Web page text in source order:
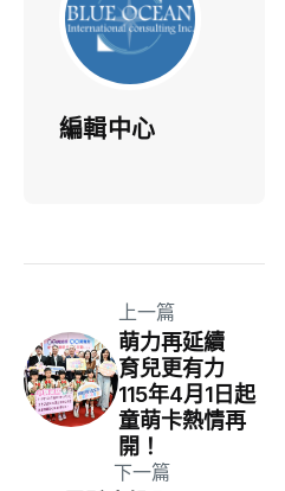
編輯中心
上一篇
萌力再延續
育兒更有力
115年4月1日起
童萌卡熱情再
開！
下一篇